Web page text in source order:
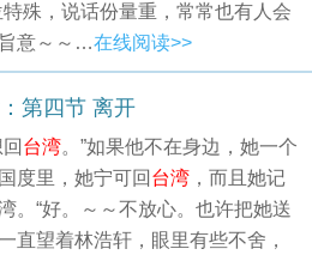
殊，说话份量重，常常也有人会
意～～…在线阅读>>
第四节 离开
台湾。”如果他不在身边，她一个
度里，她宁可回 台湾 ，而且她记
。“好。～～不放心。也许把她送
直望着林浩轩，眼里有些不舍，